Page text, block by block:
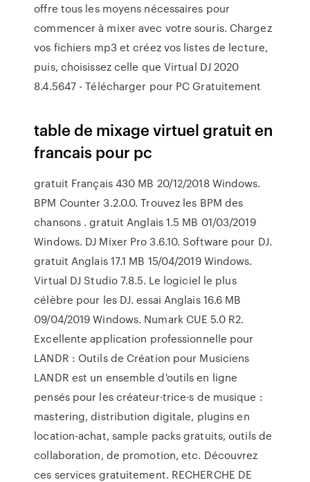
offre tous les moyens nécessaires pour
commencer à mixer avec votre souris. Chargez
vos fichiers mp3 et créez vos listes de lecture,
puis, choisissez celle que Virtual DJ 2020
8.4.5647 - Télécharger pour PC Gratuitement
table de mixage virtuel gratuit en
francais pour pc
gratuit Français 430 MB 20/12/2018 Windows.
BPM Counter 3.2.0.0. Trouvez les BPM des
chansons . gratuit Anglais 1.5 MB 01/03/2019
Windows. DJ Mixer Pro 3.6.10. Software pour DJ.
gratuit Anglais 17.1 MB 15/04/2019 Windows.
Virtual DJ Studio 7.8.5. Le logiciel le plus
célèbre pour les DJ. essai Anglais 16.6 MB
09/04/2019 Windows. Numark CUE 5.0 R2.
Excellente application professionnelle pour
LANDR : Outils de Création pour Musiciens
LANDR est un ensemble d'outils en ligne
pensés pour les créateur·trice·s de musique :
mastering, distribution digitale, plugins en
location-achat, sample packs gratuits, outils de
collaboration, de promotion, etc. Découvrez
ces services gratuitement. RECHERCHE DE